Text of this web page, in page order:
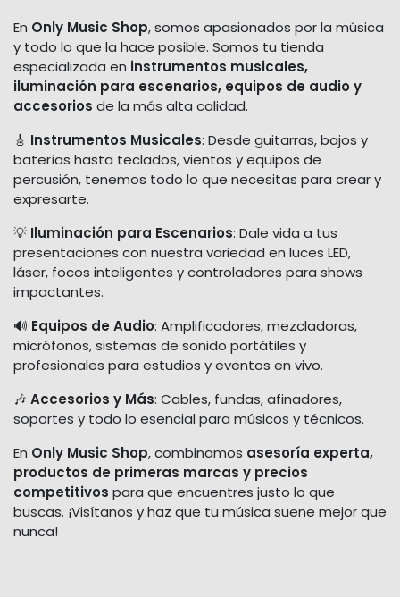
En Only Music Shop, somos apasionados por la música
y todo lo que la hace posible. Somos tu tienda
especializada en instrumentos musicales,
iluminación para escenarios, equipos de audio y
accesorios de la más alta calidad.
🎸 Instrumentos Musicales: Desde guitarras, bajos y
baterías hasta teclados, vientos y equipos de
percusión, tenemos todo lo que necesitas para crear y
expresarte.
💡 Iluminación para Escenarios: Dale vida a tus
presentaciones con nuestra variedad en luces LED,
láser, focos inteligentes y controladores para shows
impactantes.
🔊 Equipos de Audio: Amplificadores, mezcladoras,
micrófonos, sistemas de sonido portátiles y
profesionales para estudios y eventos en vivo.
🎶 Accesorios y Más: Cables, fundas, afinadores,
soportes y todo lo esencial para músicos y técnicos.
En Only Music Shop, combinamos asesoría experta,
productos de primeras marcas y precios
competitivos para que encuentres justo lo que
buscas. ¡Visítanos y haz que tu música suene mejor que
nunca!